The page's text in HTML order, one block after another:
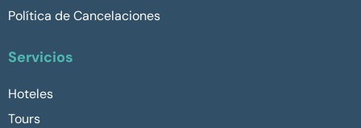
Política de Cancelaciones
Servicios
Hoteles
Tours